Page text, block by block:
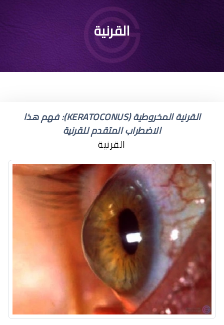
مرض العين القرنية
المخروطية
القرنية
القرنية المخروطية (KERATOCONUS): فهم هذا
الاضطراب المتقدم للقرنية
القرنية